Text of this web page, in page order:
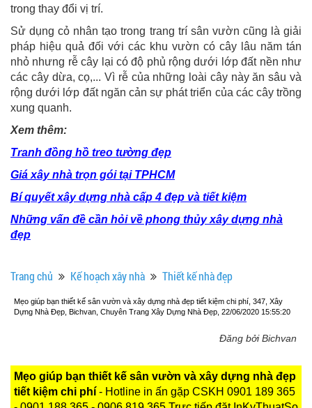
trong thay đổi vị trí.
Sử dụng cỏ nhân tạo trong trang trí sân vườn cũng là giải
pháp hiệu quả đối với các khu vườn có cây lâu năm tán
nhỏ nhưng rễ cây lại có độ phủ rộng dưới lớp đất nền như
các cây dừa, cọ,... Vì rễ của những loài cây này ăn sâu và
rộng dưới lớp đất ngăn cản sự phát triển của các cây trồng
xung quanh.
Xem thêm:
Tranh đồng hồ treo tường đẹp
Giá xây nhà trọn gói tại TPHCM
Bí quyết xây dựng nhà cấp 4 đẹp và tiết kiệm
Những vấn đề cần hỏi về phong thủy xây dựng nhà
đẹp
Trang chủ Kế hoạch xây nhà Thiết kế nhà đẹp
Mẹo giúp bạn thiết kế sân vườn và xây dựng nhà đẹp tiết kiệm chi phí, 347, Xây
Dựng Nhà Đẹp, Bichvan, Chuyên Trang Xây Dựng Nhà Đẹp, 22/06/2020 15:55:20
Đăng bởi Bichvan
Mẹo giúp bạn thiết kế sân vườn và xây dựng nhà đẹp
tiết kiệm chi phí - Hotline in ấn gặp CSKH 0901 189 365